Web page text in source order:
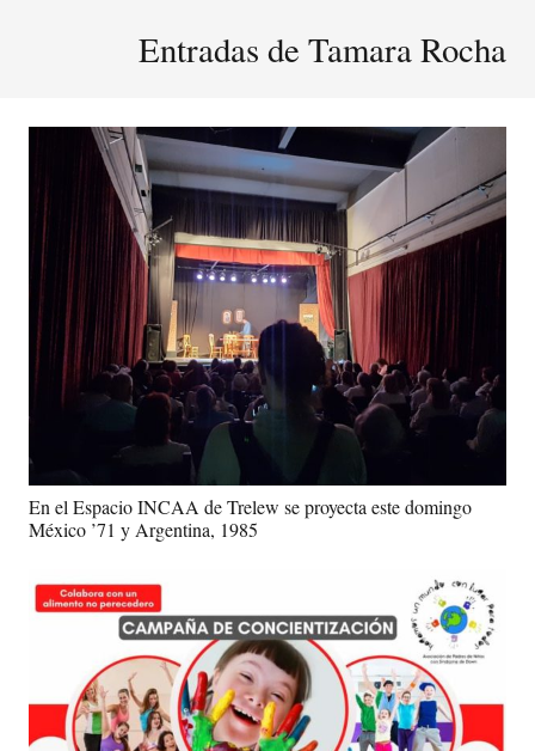
Entradas de Tamara Rocha
En el Espacio INCAA de Trelew se proyecta este domingo
México ’71 y Argentina, 1985